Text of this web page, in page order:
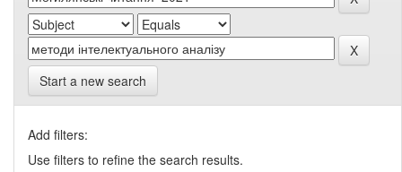
Start a new search
Add filters:
Use filters to refine the search results.